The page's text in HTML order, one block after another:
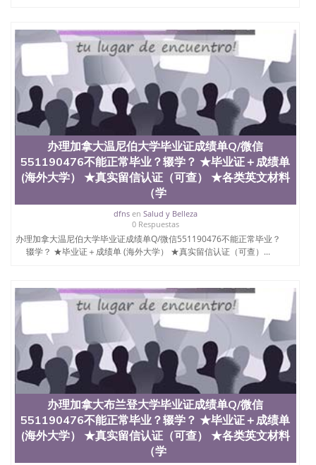
University）圣何塞州立大学（San Jose State
University）圣何塞州立大学（San Jose State
University）圣何塞州立大学（San Jose State
University）圣何塞州立大学学位证（San Jose State
University）圣何塞州立大学学位证（San Jose State
University）圣何塞州立大学结业证（San Jose State
University）圣何塞州立大学结业证（San Jose State
University）圣何塞州立大学结业证（San Jose State
University）圣何塞州立大学学位证（San Jose State
University）圣何塞州立大学学位证（San Jose State
University）圣何塞州立大学学历证书（San Jose
State University）圣何塞州立大学学历证书（San
Jose State University）圣何塞州立大学学历证书
（San Jose State University）澳洲读书未毕业找人做
文凭学位qq微信551190476澳洲读CQU中央昆士兰大
学学历 绩单购买学位证书/澳洲读本科硕士做文凭/购
买澳洲大学毕业证成绩单假文凭学历
offieUniversityofSouthernQueensland 澳洲读书未毕
昆士兰大学学历成绩单购买学位证书/澳洲读本科硕
士做文凭/购买澳洲大学毕业证成绩单假文凭学历办
理加拿大里贾纳大学毕业证成绩单Q/微信551190476
不能正常毕业？辍学？ ★毕业证＋成绩单 (海外大
学） ★真实留信认证（可查） ★各类英文材料（学
生卡、录取通知书offer，雅思托福成绩单 The
University of Regina
办理加拿大温尼伯大学毕业证成绩单Q/微信
551190476不能正常毕业？辍学？ ★毕业证＋成绩单
(海外大学） ★真实留信认证（可查） ★各类英文材料
（学
dfnsen Salud y Belleza
0 Respuestas
办理加拿大温尼伯大学毕业证成绩单Q/微信551190476不能正常毕业？
辍学？ ★毕业证＋成绩单 (海外大学） ★真实留信认证（可查）...
办理加拿大布兰登大学毕业证成绩单Q/微信
551190476不能正常毕业？辍学？ ★毕业证＋成绩单
(海外大学） ★真实留信认证（可查） ★各类英文材料
（学